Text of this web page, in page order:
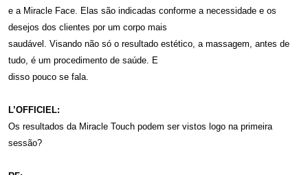
e a Miracle Face. Elas são indicadas conforme a necessidade e os
desejos dos clientes por um corpo mais
saudável. Visando não só o resultado estético, a massagem, antes de
tudo, é um procedimento de saúde. E
disso pouco se fala.
L’OFFICIEL:
Os resultados da Miracle Touch podem ser vistos logo na primeira
sessão?